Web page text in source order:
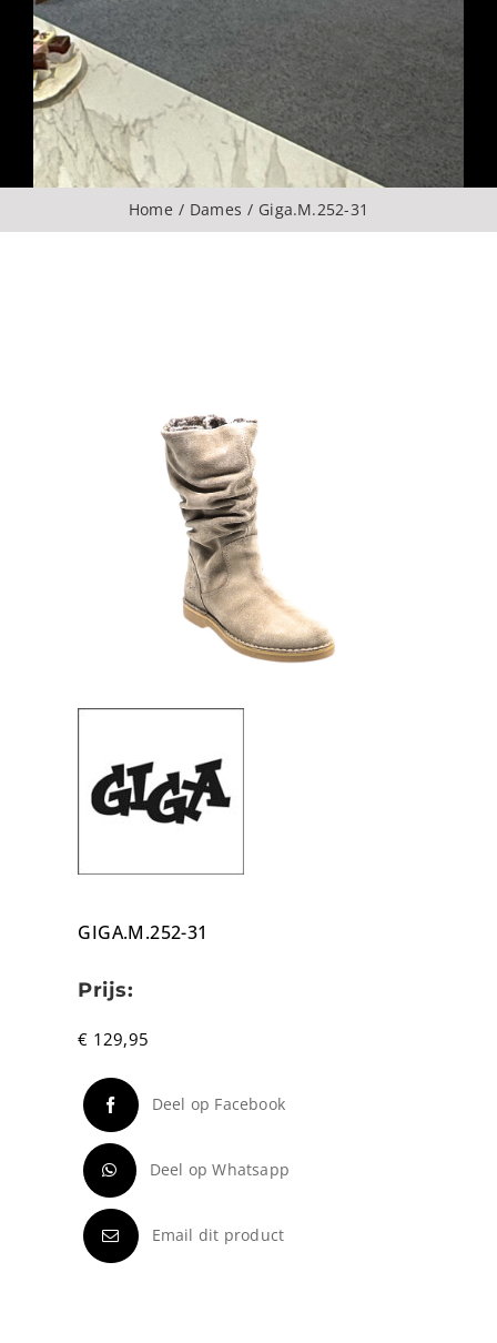
Over ons
CONTACT
Home Dames Giga.M.252-31
GIGA.M.252-31
Prijs:
€ 129,95
Deel op Facebook
Deel op Whatsapp
Email dit product